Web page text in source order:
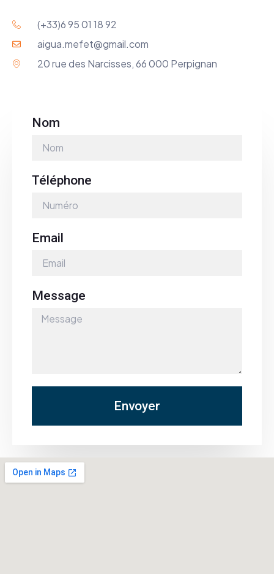
(+33)6 95 01 18 92
aigua.mefet@gmail.com
20 rue des Narcisses, 66 000 Perpignan
Nom
Téléphone
Email
Message
Envoyer